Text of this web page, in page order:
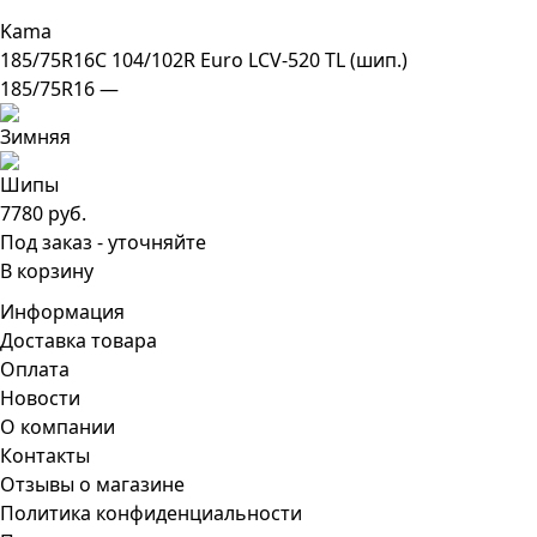
Kama
185/75R16C 104/102R Euro LCV-520 TL (шип.)
185/75R16 —
7780 руб.
Под заказ - уточняйте
В корзину
Информация
Доставка товара
Оплата
Новости
О компании
Контакты
Отзывы о магазине
Политика конфиденциальности